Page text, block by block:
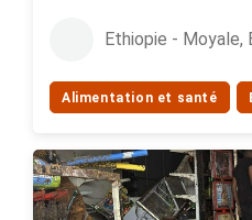
Ethiopie - Moyale,
Alimentation et santé